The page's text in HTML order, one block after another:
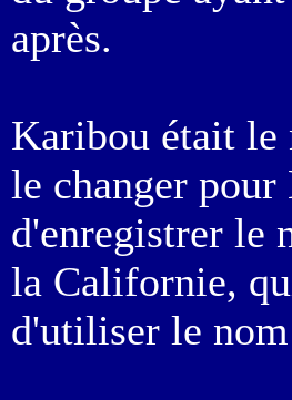
après.
Karibou était
le changer pour
d'enregistrer le
la Californie,
d'utiliser le